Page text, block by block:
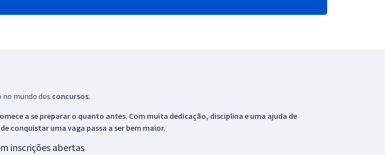
no mundo dos concursos.
a se preparar o quanto antes. Com muita dedicação, disciplina e uma ajuda de
conquistar uma vaga passa a ser bem maior.
inscrições abertas